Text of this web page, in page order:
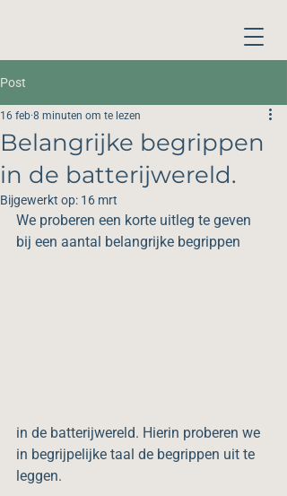
Post
Belangrijke begrippen
in de batterijwereld.
16 feb 8 minuten om te lezen
Bijgewerkt op: 16 mrt
We proberen een korte uitleg te geven
bij een aantal belangrijke begrippen
in de batterijwereld. Hierin proberen we
in begrijpelijke taal de begrippen uit te
leggen.